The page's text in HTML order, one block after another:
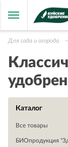
Для сада и огорода
Каталог
Все товары
БИОпродукция